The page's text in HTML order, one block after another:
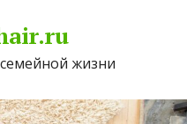
жизни